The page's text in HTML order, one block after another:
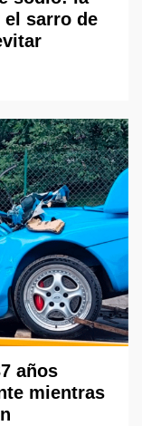
el sarro de
años
mientras